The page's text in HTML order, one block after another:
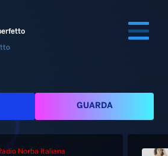
GUARDA
Norba Italiana